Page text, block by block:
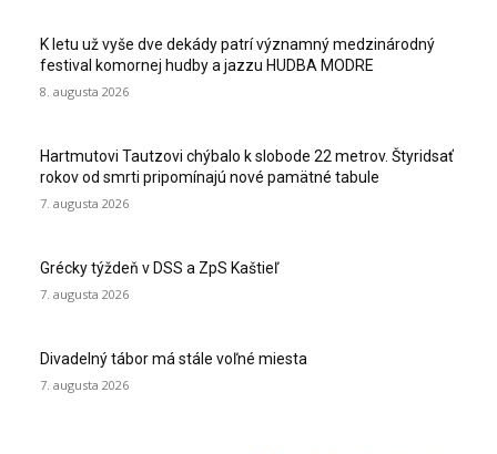
K letu už vyše dve dekády patrí významný medzinárodný
festival komornej hudby a jazzu HUDBA MODRE
8. augusta 2026
Hartmutovi Tautzovi chýbalo k slobode 22 metrov. Štyridsať
rokov od smrti pripomínajú nové pamätné tabule
7. augusta 2026
Grécky týždeň v DSS a ZpS Kaštieľ
7. augusta 2026
Divadelný tábor má stále voľné miesta
7. augusta 2026